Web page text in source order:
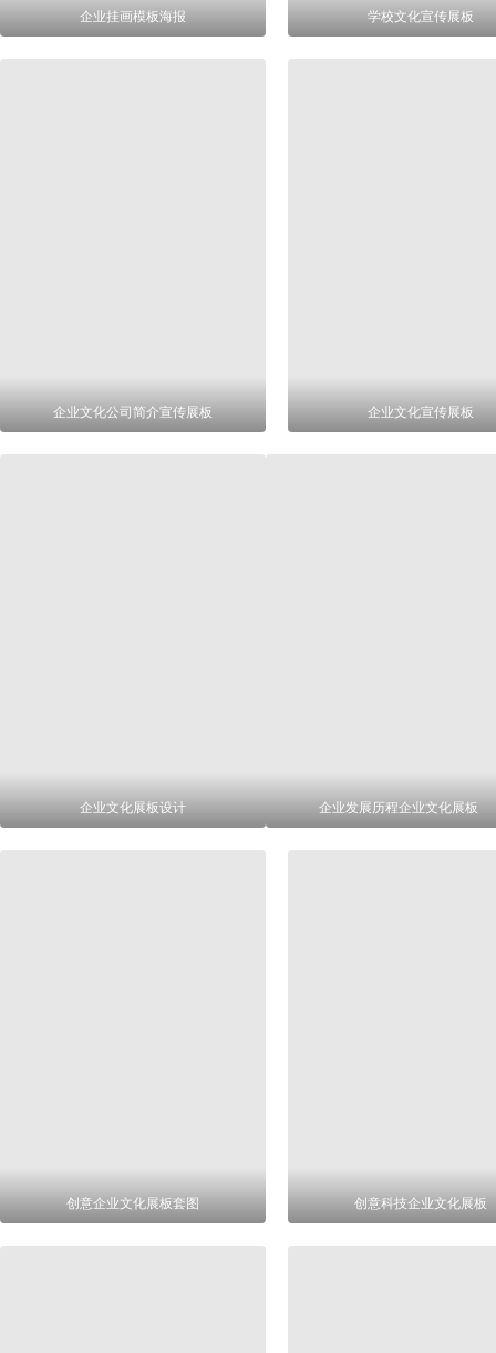
企业挂画模板海报 学校文化宣传展板
企业文化公司简介宣传展板 企业文化宣传展板
企业文化展板设计 企业发展历程企业文化展板
创意企业文化展板套图 创意科技企业文化展板